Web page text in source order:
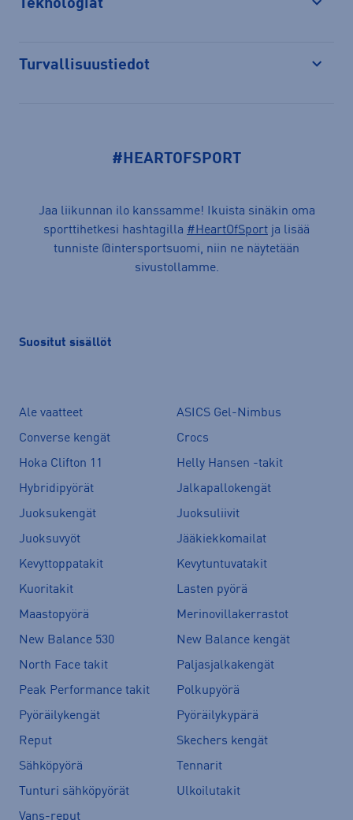
Teknologiat
Turvallisuustiedot
#HEARTOFSPORT
Jaa liikunnan ilo kanssamme! Ikuista sinäkin oma
sporttihetkesi hashtagilla #HeartOfSport ja lisää
tunniste @intersportsuomi, niin ne näytetään
sivustollamme.
Suositut sisällöt
Ale vaatteet
ASICS Gel-Nimbus
Converse kengät
Crocs
Hoka Clifton 11
Helly Hansen -takit
Hybridipyörät
Jalkapallokengät
Juoksukengät
Juoksuliivit
Juoksuvyöt
Jääkiekkomailat
Kevyttoppatakit
Kevytuntuvatakit
Kuoritakit
Lasten pyörä
Maastopyörä
Merinovillakerrastot
New Balance 530
New Balance kengät
North Face takit
Paljasjalkakengät
Peak Performance takit
Polkupyörä
Pyöräilykengät
Pyöräilykypärä
Reput
Skechers kengät
Sähköpyörä
Tennarit
Tunturi sähköpyörät
Ulkoilutakit
Vans-reput